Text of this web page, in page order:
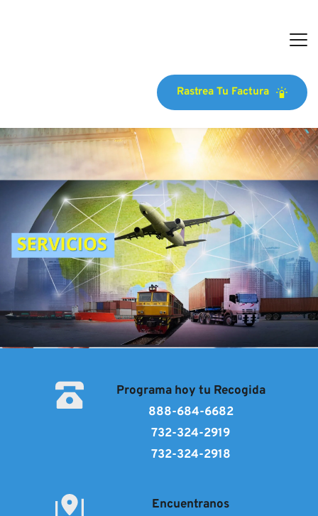
Rastrea Tu Factura
Programa hoy tu Recogida
888-684-6682
732-324-2919
732-324-2918
Encuentranos